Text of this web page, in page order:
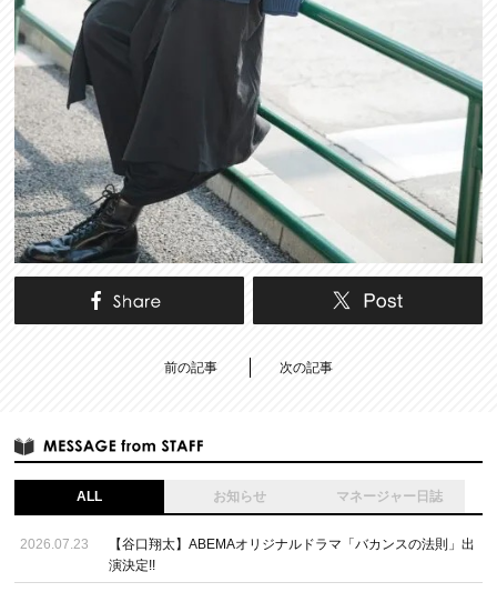
前の記事 次の記事
ALL お知らせ マネージャー日誌
2026.07.23
【谷口翔太】ABEMAオリジナルドラマ「バカンスの法則」出
演決定!!